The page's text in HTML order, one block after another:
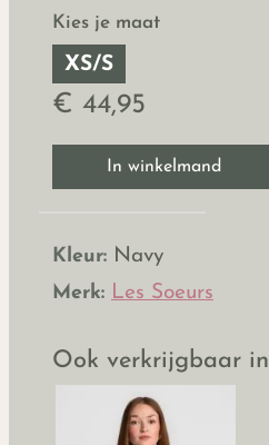
Kies je maat
XS/S
€ 44,95
In winkelmand
Kleur: Navy
Merk: Les Soeurs
Ook verkrijgbaar in